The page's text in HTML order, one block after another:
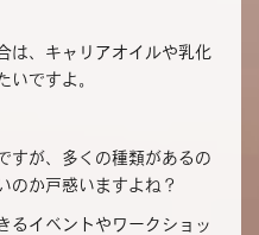
は、キャリアオイルや乳化
ですよ。
すが、多くの種類があるの
のか戸惑いますよね？
るイベントやワークショッ